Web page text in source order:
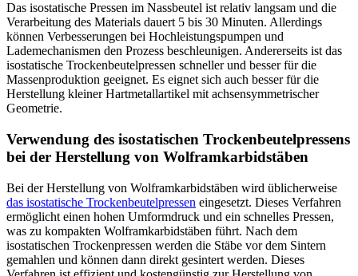
Das isostatische Pressen im Nassbeutel ist relativ langsam und die
Verarbeitung des Materials dauert 5 bis 30 Minuten. Allerdings
können Verbesserungen bei Hochleistungspumpen und
Lademechanismen den Prozess beschleunigen. Andererseits ist das
isostatische Trockenbeutelpressen schneller und besser für die
Massenproduktion geeignet. Es eignet sich auch besser für die
Herstellung kleiner Hartmetallartikel mit achsensymmetrischer
Geometrie.
Verwendung des isostatischen Trockenbeutelpressens
bei der Herstellung von Wolframkarbidstäben
Bei der Herstellung von Wolframkarbidstäben wird üblicherweise
das isostatische Trockenbeutelpressen eingesetzt. Dieses Verfahren
ermöglicht einen hohen Umformdruck und ein schnelles Pressen,
was zu kompakten Wolframkarbidstäben führt. Nach dem
isostatischen Trockenpressen werden die Stäbe vor dem Sintern
gemahlen und können dann direkt gesintert werden. Dieses